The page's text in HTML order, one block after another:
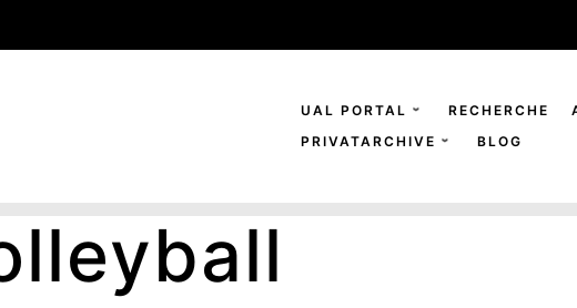
UAL PORTAL RECHERCHE
PRIVATARCHIVE
BLOG